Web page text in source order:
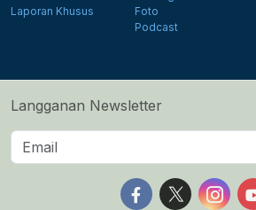
Laporan Khusus
Foto
Podcast
Langganan Newsletter
Follow us on
Follow us